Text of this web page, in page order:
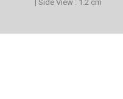
| Side View : 1.2 cm